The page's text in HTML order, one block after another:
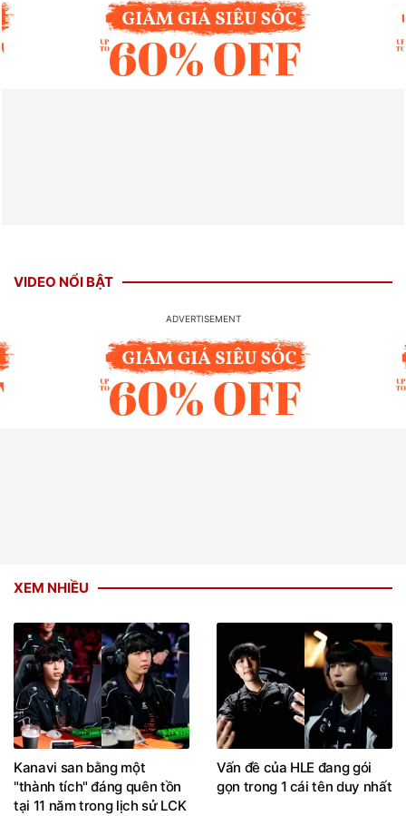
VIDEO NỔI BẬT
XEM NHIỀU
Kanavi san bằng một
"thành tích" đáng quên tồn
tại 11 năm trong lịch sử LCK
Vấn đề của HLE đang gói
gọn trong 1 cái tên duy nhất